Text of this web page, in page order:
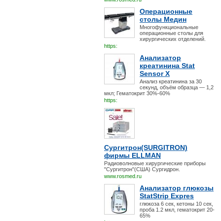
Операционные
столы Медин
Многофункциональные
операционные столы для
хирургических отделений.
https:
Анализатор
креатинина Stat
Sensor X
Анализ креатинина за 30
секунд, объём образца — 1,2
мкл; Гематокрит 30%-60%
https:
Сургитрон(SURGITRON)
фирмы ELLMAN
Радиоволновые хирургические приборы
"Сургитрон"(США) Сургидрон.
www.rosmed.ru
Анализатор глюкозы
StatStrip Expres
глюкоза 6 сек, кетоны 10 сек,
проба 1.2 мкл, гематокрит 20-
65%